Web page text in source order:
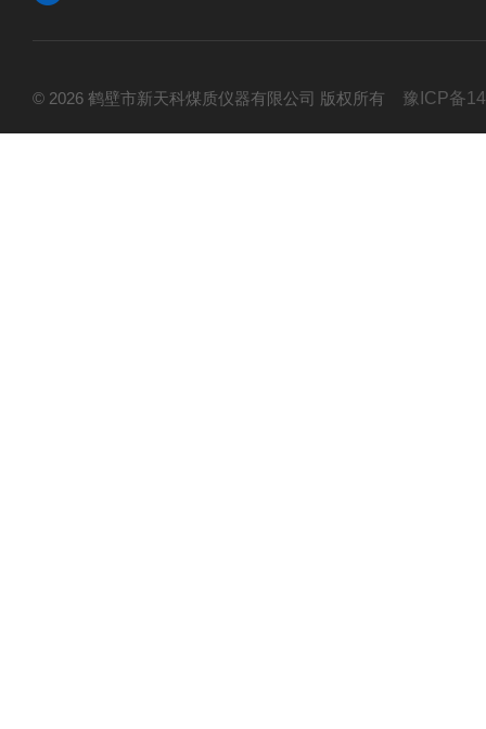
© 2026 鹤壁市新天科煤质仪器有限公司 版权所有 豫ICP备